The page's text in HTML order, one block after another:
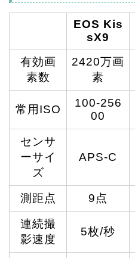
EOS Kis
sX9
有効画
素数
2420万画
素
常用ISO
100-256
00
センサ
ーサイ
ズ
APS-C
測距点 9点
連続撮
影速度
5枚/秒